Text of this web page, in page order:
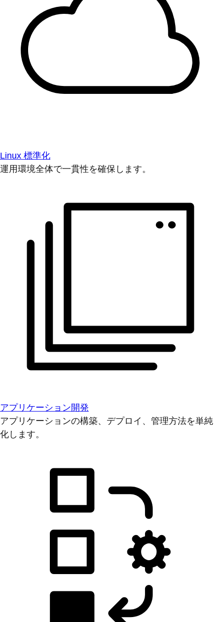
Linux 標準化
運用環境全体で一貫性を確保します。
アプリケーション開発
アプリケーションの構築、デプロイ、管理方法を単純
化します。